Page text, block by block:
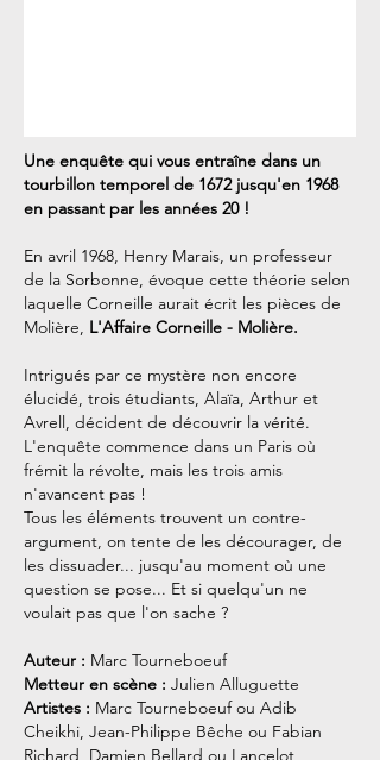
Une enquête qui vous entraîne dans un
tourbillon temporel de 1672 jusqu'en 1968
en passant par les années 20 !
En avril 1968, Henry Marais, un professeur
de la Sorbonne, évoque cette théorie selon
laquelle Corneille aurait écrit les pièces de
Molière, L'Affaire Corneille - Molière.
Intrigués par ce mystère non encore
élucidé, trois étudiants, Alaïa, Arthur et
Avrell, décident de découvrir la vérité.
L'enquête commence dans un Paris où
frémit la révolte, mais les trois amis
n'avancent pas !
Tous les éléments trouvent un contre-
argument, on tente de les décourager, de
les dissuader... jusqu'au moment où une
question se pose... Et si quelqu'un ne
voulait pas que l'on sache ?
Auteur : Marc Tourneboeuf
Metteur en scène : Julien Alluguette
Artistes : Marc Tourneboeufou Adib
Cheikhi, Jean-Philippe Bêche ou Fabian
Richard, Damien Bellard ou Lancelot